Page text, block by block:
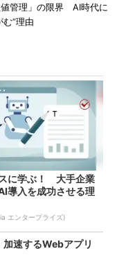
管理」の限界 AI時代に
”理由
に学ぶ！ 大手企業
導入を成功させる理
エンタープライズ)
速するWebアプリ